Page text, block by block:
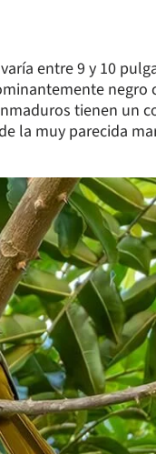
entre 9 y 10
tienen un
la muy parecida